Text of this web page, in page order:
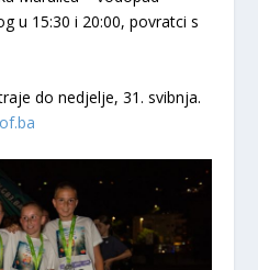
u 15:30 i 20:00, povratci s
do nedjelje, 31. svibnja.